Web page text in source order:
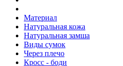
Материал
Натуральная кожа
Натуральная замша
Виды сумок
Через плечо
Кросс - боди